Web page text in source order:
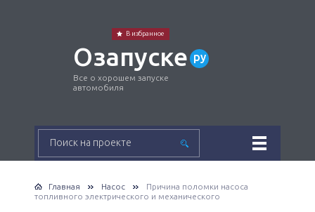
Озапуске ру
Все о хорошем запуске
автомобиля
В избранное
Главная Насос
Причина поломки насоса
топливного электрического и механического